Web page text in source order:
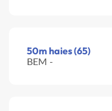
50m haies (65)
BEM -